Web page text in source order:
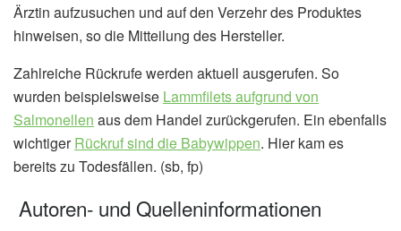
Ärztin aufzusuchen und auf den Verzehr des Produktes
hinweisen, so die Mitteilung des Hersteller.
Zahlreiche Rückrufe werden aktuell ausgerufen. So
wurden beispielsweise Lammfilets aufgrund von
Salmonellen aus dem Handel zurückgerufen. Ein ebenfalls
wichtigerRückruf sind die Babywippen. Hier kam es
bereits zu Todesfällen. (sb, fp)
Autoren- und Quelleninformationen